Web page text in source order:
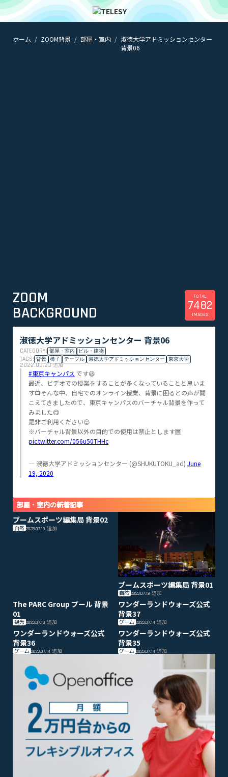
ホーム
ニュース
ホーム ZOOM背景 部屋・室内
淑徳大学アドミッションセンター
背景06
ZOOM
BACKGROUND
TOTAL
7482
IMAGES
淑徳大学アドミッションセンター 背景06
CATEGORY: 部屋・室内 ビル・建物
TAGS: 背景 椅子 テーブル 淑徳大学アドミッションセンター 東京大学
2022.03.23追加
#東京キャンパス です😆
最近、ビデオでの授業をすることが多くなっていることと思いま
す📺そんな中、自宅でのオンライン授業、背景に困るとの声が聞
こえてきましたので、東京キャンパスのバーチャル背景を作って
みました😋
是非ご利用ください😊
※バーチャル背景以外の目的での使用は禁止とします🈲
pic.twitter.com/056u50THHc
— 淑徳大学アドミッションセンター (@SHUKUTOKU_ad) June
19, 2020
部屋・室内の新着記事
ブームスポーツ編集局 背景02
自然 2023.07.19 追加
ブームスポーツ編集局 背景01
自然 2023.07.19追加
The PARC Group プール 背景
01
観光 2023.07.18 追加
ワンダーランドウォーズ公式
背景37
ゲーム 2023.07.14追加
ワンダーランドウォーズ公式
背景36
ゲーム 2023.07.14 追加
ワンダーランドウォーズ公式
背景35
ゲーム 2023.07.14追加